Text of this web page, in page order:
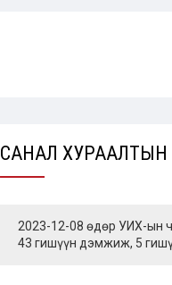
САНАЛ ХУРААЛТЫН
2023-12-08 өдөр УИХ-ын
43 гишүүн дэмжиж, 5